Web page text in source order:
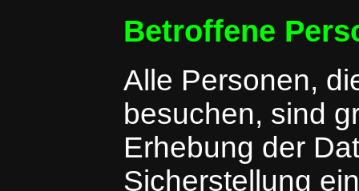
Betroffene
Alle Personen,
besuchen, sind
Erhebung der
Sicherstellung